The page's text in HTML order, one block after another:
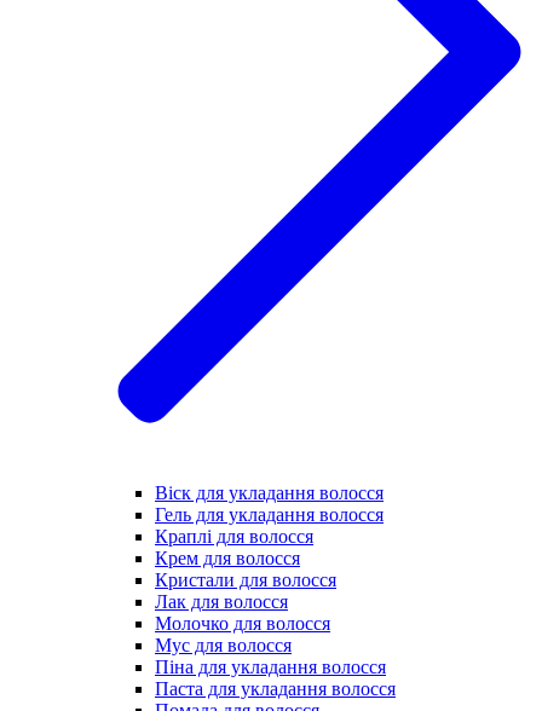
Віск для укладання волосся
Гель для укладання волосся
Краплі для волосся
Крем для волосся
Кристали для волосся
Лак для волосся
Молочко для волосся
Мус для волосся
Піна для укладання волосся
Паста для укладання волосся